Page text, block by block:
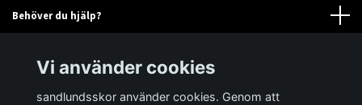
Behöver du hjälp?
Sociala medier
Vi använder cookies
sandlundsskor använder cookies. Genom att